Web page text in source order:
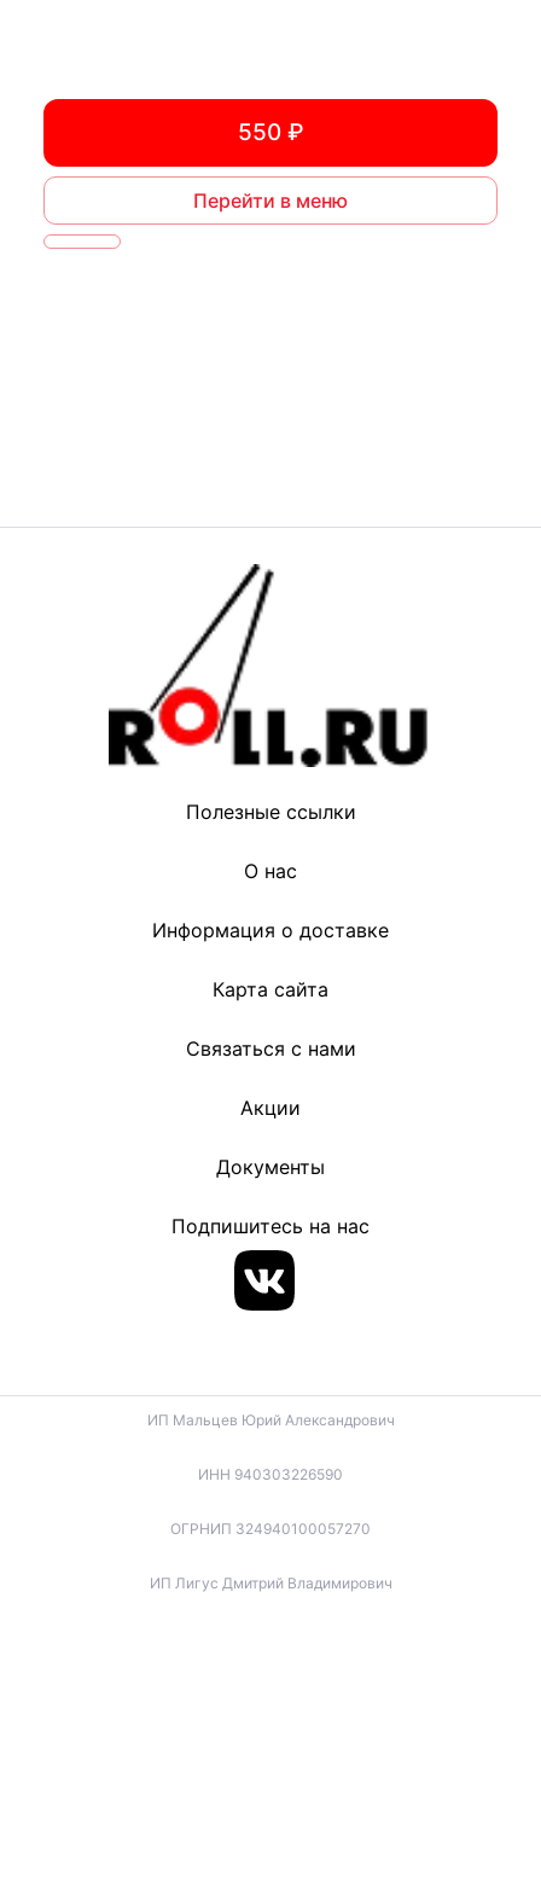
550 ₽
Перейти в меню
Полезные ссылки
О нас
Информация о доставке
Карта сайта
Связаться с нами
Акции
Документы
Подпишитесь на нас
ИП Мальцев Юрий Александрович
ИНН 940303226590
ОГРНИП 324940100057270
ИП Лигус Дмитрий Владимирович